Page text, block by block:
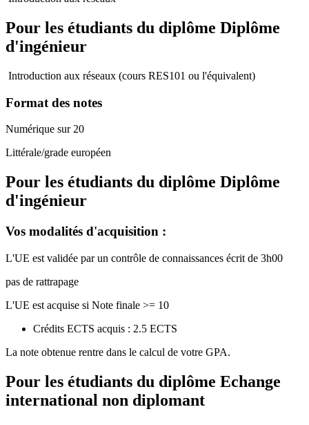
Pour les étudiants du diplôme Diplôme
d'ingénieur
Introduction aux réseaux (cours RES101 ou l'équivalent)
Format des notes
Numérique sur 20
Littérale/grade européen
Pour les étudiants du diplôme Diplôme
d'ingénieur
Vos modalités d'acquisition :
L'UE est validée par un contrôle de connaissances écrit de 3h00
pas de rattrapage
L'UE est acquise si Note finale >= 10
Crédits ECTS acquis : 2.5 ECTS
La note obtenue rentre dans le calcul de votre GPA.
Pour les étudiants du diplôme Echange
international non diplomant